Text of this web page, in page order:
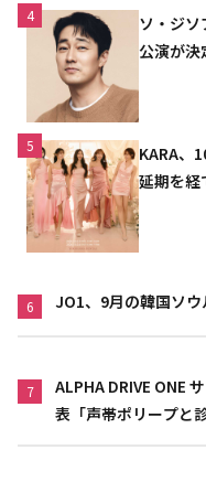
4
ソ・ジ
公演が決
5
KARA、
延期を経
6 JO1、9月の韓国ソ
7
ALPHA DRIVE ONE
表「声帯ポリープと